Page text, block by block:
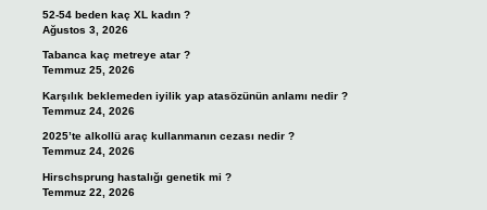
52-54 beden kaç XL kadın ?
Ağustos 3, 2026
Tabanca kaç metreye atar ?
Temmuz 25, 2026
Karşılık beklemeden iyilik yap atasözünün anlamı nedir ?
Temmuz 24, 2026
2025’te alkollü araç kullanmanın cezası nedir ?
Temmuz 24, 2026
Hirschsprung hastalığı genetik mi ?
Temmuz 22, 2026